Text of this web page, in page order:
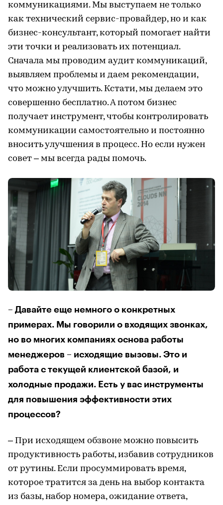
коммуникациями. Мы выступаем не только
как технический сервис-провайдер, но и как
бизнес-консультант, который помогает найти
эти точки и реализовать их потенциал.
Сначала мы проводим аудит коммуникаций,
выявляем проблемы и даем рекомендации,
что можно улучшить. Кстати, мы делаем это
совершенно бесплатно. А потом бизнес
получает инструмент, чтобы контролировать
коммуникации самостоятельно и постоянно
вносить улучшения в процесс. Но если нужен
совет – мы всегда рады помочь.
– Давайте еще немного о конкретных
примерах. Мы говорили о входящих звонках,
но во многих компаниях основа работы
менеджеров – исходящие вызовы. Это и
работа с текущей клиентской базой, и
холодные продажи. Есть у вас инструменты
для повышения эффективности этих
процессов?
– При исходящем обзвоне можно повысить
продуктивность работы, избавив сотрудников
от рутины. Если просуммировать время,
которое тратится за день на выбор контакта
из базы, набор номера, ожидание ответа,